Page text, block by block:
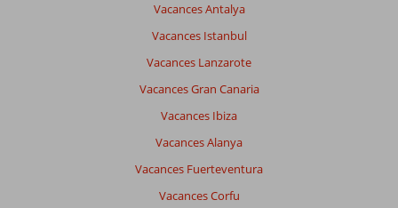
Vacances Antalya
Vacances Istanbul
Vacances Lanzarote
Vacances Gran Canaria
Vacances Ibiza
Vacances Alanya
Vacances Fuerteventura
Vacances Corfu